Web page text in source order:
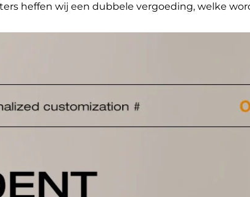
heffen wij een dubbele vergoeding, welke